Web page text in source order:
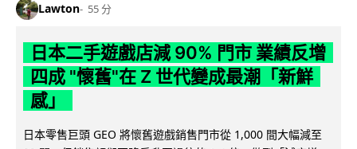
Lawton 55 分
日本二手遊戲店減 90% 門市 業績反增
四成 "懷舊"在 Z 世代變成最潮「新鮮
感」
日本零售巨頭 GEO 將懷舊遊戲銷售門市從 1,000 間大幅減至